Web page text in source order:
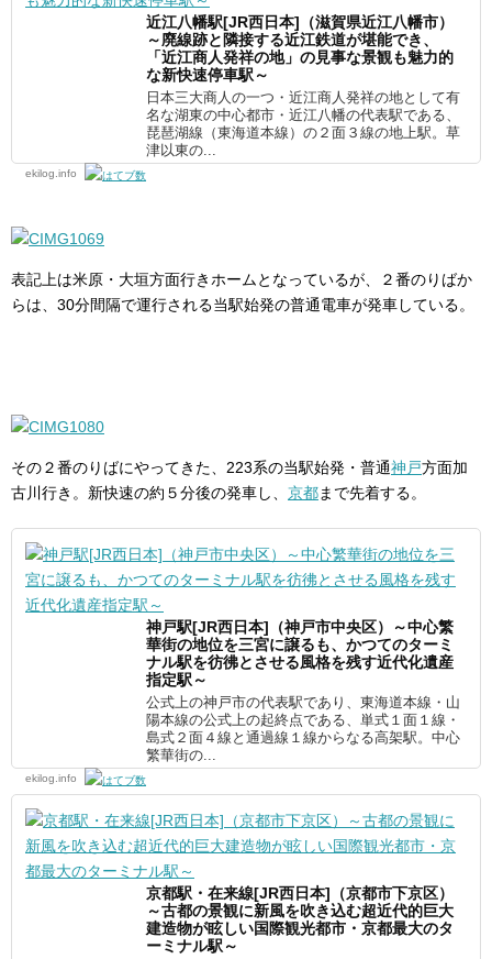
近江八幡駅[JR西日本]（滋賀県近江八幡市）
～廃線跡と隣接する近江鉄道が堪能でき、
「近江商人発祥の地」の見事な景観も魅力的
な新快速停車駅～
日本三大商人の一つ・近江商人発祥の地として有
名な湖東の中心都市・近江八幡の代表駅である、
琵琶湖線（東海道本線）の２面３線の地上駅。草
津以東の...
ekilog.info
表記上は米原・大垣方面行きホームとなっているが、２番のりばか
らは、30分間隔で運行される当駅始発の普通電車が発車している。
その２番のりばにやってきた、223系の当駅始発・普通神戸方面加
古川行き。新快速の約５分後の発車し、 京都まで先着する。
神戸駅[JR西日本]（神戸市中央区）～中心繁
華街の地位を三宮に譲るも、かつてのターミ
ナル駅を彷彿とさせる風格を残す近代化遺産
指定駅～
公式上の神戸市の代表駅であり、東海道本線・山
陽本線の公式上の起終点である、単式１面１線・
島式２面４線と通過線１線からなる高架駅。中心
繁華街の...
ekilog.info
京都駅・在来線[JR西日本]（京都市下京区）
～古都の景観に新風を吹き込む超近代的巨大
建造物が眩しい国際観光都市・京都最大のタ
ーミナル駅～